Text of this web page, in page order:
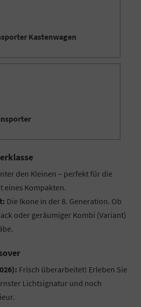
Kastenwagen
den Kleinen – perfekt für die
eines Kompakten.
Die Ikone in der 8. Generation. Ob
oder geräumiger Kombi (Variant)
Frisch überarbeitet! Erleben Sie
Lichtsignatur und noch